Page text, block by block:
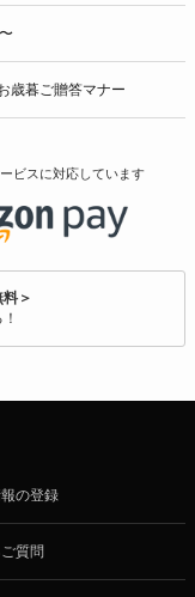
歳暮ご贈答マナー
ビスに対応しています
＞
の登録
質問